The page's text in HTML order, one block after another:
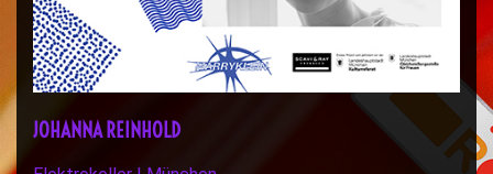
JOHANNA REINHOLD